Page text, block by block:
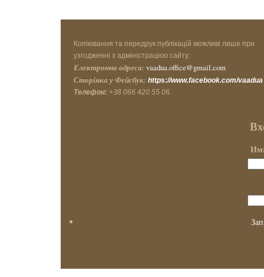
Копіювання та передрук публікацій можливі лише при
узгодженні з адміністрацією сайту.
Електронна адреса: vaadua.office@gmail.com
Сторінка у Фейсбук: https://www.facebook.com/vaadua
Телефон: +38 066 420 55 06.